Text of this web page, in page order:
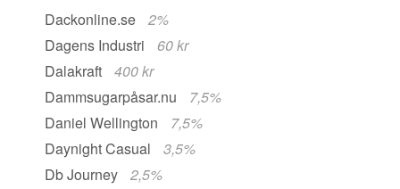
Dackonline.se
2%
Dagens Industri
60 kr
Dalakraft
400 kr
Dammsugarpåsar.nu
7,5%
Daniel Wellington
7,5%
Daynight Casual
3,5%
Db Journey
2,5%